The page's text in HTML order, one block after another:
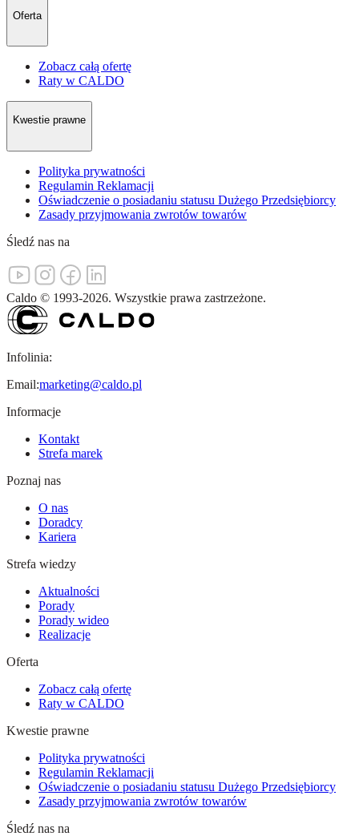
Oferta
Zobacz całą ofertę
Raty w CALDO
Kwestie prawne
Polityka prywatności
Regulamin Reklamacji
Oświadczenie o posiadaniu statusu Dużego Przedsiębiorcy
Zasady przyjmowania zwrotów towarów
Śledź nas na
Caldo © 1993-2026. Wszystkie prawa zastrzeżone.
Infolinia:
Email:marketing@caldo.pl
Informacje
Kontakt
Strefa marek
Poznaj nas
O nas
Doradcy
Kariera
Strefa wiedzy
Aktualności
Porady
Porady wideo
Realizacje
Oferta
Zobacz całą ofertę
Raty w CALDO
Kwestie prawne
Polityka prywatności
Regulamin Reklamacji
Oświadczenie o posiadaniu statusu Dużego Przedsiębiorcy
Zasady przyjmowania zwrotów towarów
Śledź nas na